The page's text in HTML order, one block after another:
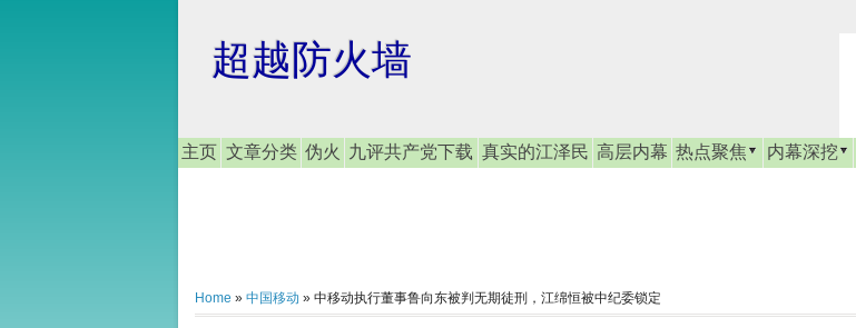
超越防火墙
主页 文章分类 伪火 九评共产党下载 真实的江泽民 高层内幕 热点聚焦 内幕深挖
Home » 中国移动 » 中移动执行董事鲁向东被判无期徒刑，江绵恒被中纪委锁定